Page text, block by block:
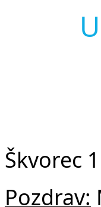
Škvorec
Pozdrav: